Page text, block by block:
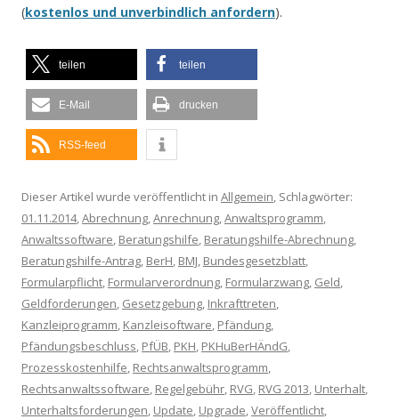
(kostenlos und unverbindlich anfordern).
teilen teilen
E-Mail drucken
RSS-feed
Dieser Artikel wurde veröffentlicht in Allgemein, Schlagwörter:
01.11.2014,Abrechnung,Anrechnung,Anwaltsprogramm,
Anwaltssoftware, Beratungshilfe, Beratungshilfe-Abrechnung,
Beratungshilfe-Antrag, BerH, BMJ, Bundesgesetzblatt,
Formularpflicht, Formularverordnung, Formularzwang, Geld,
Geldforderungen, Gesetzgebung, Inkrafttreten,
Kanzleiprogramm, Kanzleisoftware, Pfändung,
Pfändungsbeschluss, PfÜB, PKH, PKHuBerHÄndG,
Prozesskostenhilfe, Rechtsanwaltsprogramm,
Rechtsanwaltssoftware, Regelgebühr, RVG, RVG 2013, Unterhalt,
Unterhaltsforderungen, Update, Upgrade,Veröffentlicht,